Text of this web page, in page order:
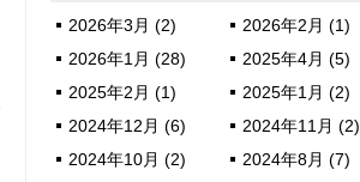
2026年3月 (2)
2026年2月 (1)
2026年1月 (28)
2025年4月 (5)
2025年2月 (1)
2025年1月 (2)
2024年12月 (6)
2024年11月 (2)
2024年10月 (2)
2024年8月 (7)